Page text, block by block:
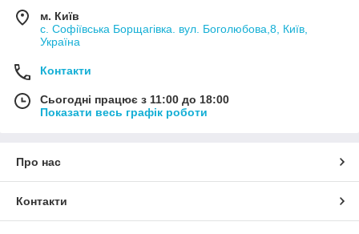
м. Київ
с. Софіївська Борщагівка. вул. Боголюбова,8, Київ,
Україна
Контакти
Сьогодні працює з 11:00 до 18:00
Показати весь графік роботи
Про нас
Контакти